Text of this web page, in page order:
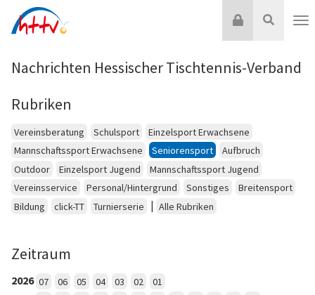
Inhalt
Suche
Login
Nachrichten Hessischer Tischtennis-Verband
Rubriken
Vereinsberatung Schulsport
Einzelsport Erwachsene
Mannschaftssport Erwachsene
Seniorensport
Aufbruch
Outdoor
Einzelsport Jugend
Mannschaftssport Jugend
Vereinsservice
Personal/Hintergrund Sonstiges
Breitensport
Bildung
click-TT Turnierserie | Alle Rubriken
Zeitraum
2026 07 06 05 04 03 02 01